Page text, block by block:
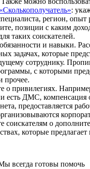
:
регион,
позиции с каким
таких соискателей.
и навыки.
задачах, которые
сотруднику.
с которыми
прочее.
о привилегиях.
есть ДМС, компенсация
предоставляется
соискателям о
которые предлагает
всегда готовы помочь